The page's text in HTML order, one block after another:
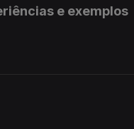
e exemplos